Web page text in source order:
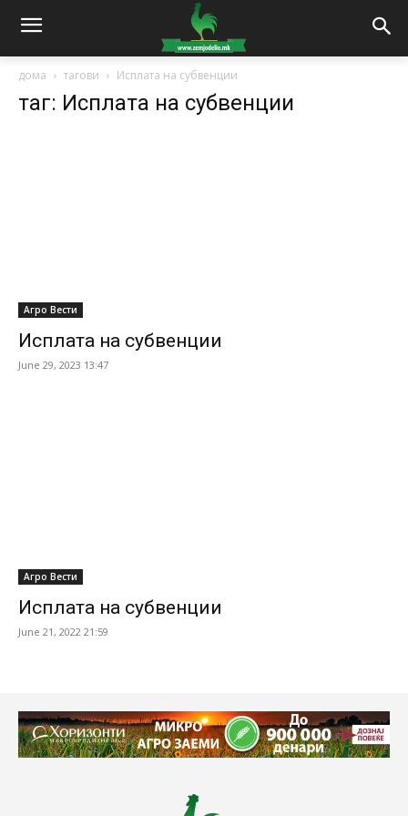
дома тагови Исплата на субвенции
таг: Исплата на субвенции
Агро Вести
Исплата на субвенции
June 29, 2023 13:47
Агро Вести
Исплата на субвенции
June 21, 2022 21:59